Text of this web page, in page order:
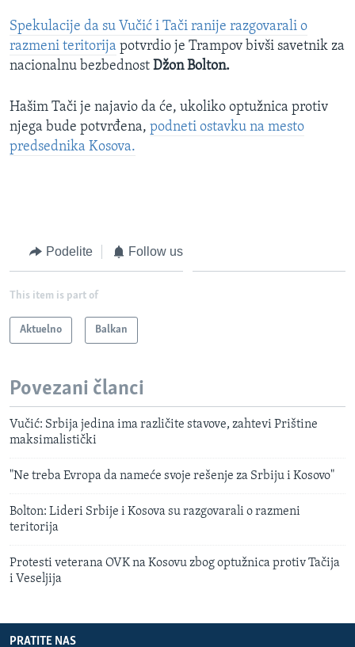
Spekulacije da su Vučić i Tači ranije razgovarali o
razmeni teritorija potvrdio je Trampov bivši savetnik za
nacionalnu bezbednost Džon Bolton.
Hašim Tači je najavio da će, ukoliko optužnica protiv
njega bude potvrđena, podneti ostavku na mesto
predsednika Kosova.
Podelite Follow us
This item is part of
Aktuelno Balkan
Povezani članci
Vučić: Srbija jedina ima različite stavove, zahtevi Prištine
maksimalistički
"Ne treba Evropa da nameće svoje rešenje za Srbiju i Kosovo"
Bolton: Lideri Srbije i Kosova su razgovarali o razmeni
teritorija
Protesti veterana OVK na Kosovu zbog optužnica protiv Tačija
i Veseljija
PRATITE NAS